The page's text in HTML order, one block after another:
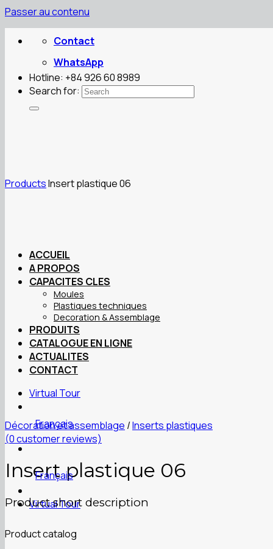
Passer au contenu
Contact
WhatsApp
Hotline: +84 926 60 8989
Search for:
ACCUEIL
A PROPOS
CAPACITES CLES
Moules
Plastiques techniques
Decoration & Assemblage
PRODUITS
CATALOGUE EN LIGNE
ACTUALITES
CONTACT
Virtual Tour
Français
Français
Virtual Tour
ProductsInsert plastique 06
Décoration et assemblage /Inserts plastiques
(0customer reviews)
Insert plastique 06
Product short description
Product catalog